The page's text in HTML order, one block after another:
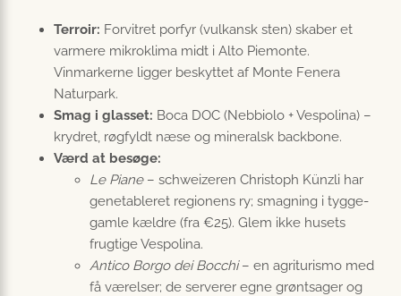
Terroir: Forvitret porfyr (vulkansk sten) skaber et
varmere mikroklima midt i Alto Piemonte.
Vinmarkerne ligger beskyttet af Monte Fenera
Naturpark.
Smag i glasset: Boca DOC (Nebbiolo + Vespolina) –
krydret, røgfyldt næse og mineralsk backbone.
Værd at besøge:
Le Piane– schweizeren Christoph Künzli har
genetableret regionens ry; smagning i tygge-
gamle kældre (fra €25). Glem ikke husets
frugtige Vespolina.
Antico Borgo dei Bocchi– en agriturismo med
få værelser; de serverer egne grøntsager og